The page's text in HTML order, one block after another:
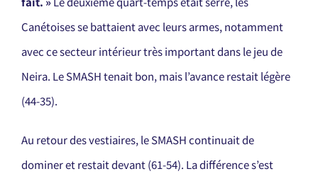
Canétoises se battaient avec leurs armes, notamment
avec ce secteur intérieur très important dans le jeu de
Neira. Le SMASH tenait bon, mais l’avance restait légère
(44-35).
Au retour des vestiaires, le SMASH continuait de
dominer et restait devant (61-54). La différence s’est